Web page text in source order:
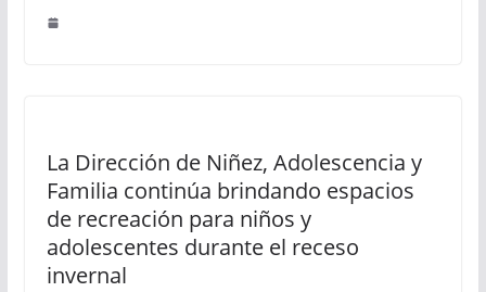
La Dirección de Niñez, Adolescencia y
Familia continúa brindando espacios
de recreación para niños y
adolescentes durante el receso
invernal